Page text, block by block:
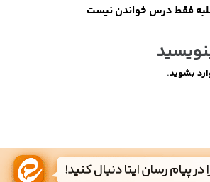
فقط درس خواندن نیست
بشوید.